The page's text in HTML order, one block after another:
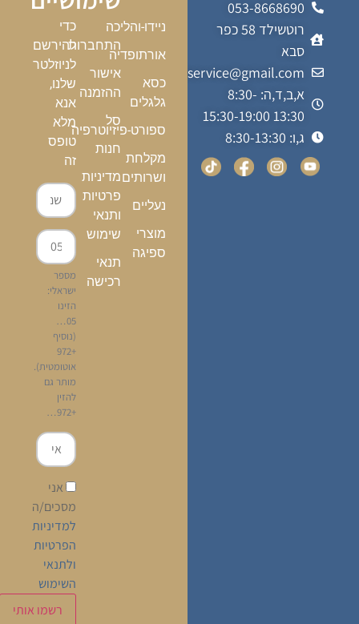
053-8668690
רוטשילד 58 כפר
סבא
kalfonmedicalservice@gmail.com
א,ב,ד,ה: 8:30-
13:30 15:30-19:00
ג,ו: 8:30-13:30
ניידו-והליכה
אורתופדיה
כסא
גלגלים
ספורט-פיזיוטרפיה
מקלחת
ושרותים
נעליים
מוצרי
ספיגה
התחברות
אישור
ההזמנה
סל
חנות
מדיניות
פרטיות
ותנאי
שימוש
תנאי
רכישה
כדי
להירשם
לניוזלטר
שלנו,
אנא
מלא
טופס
זה
מספר
ישראלי:
הזינו
05…
(נוסיף
+972
אוטומטית).
מותר גם
להזין
+972…
אני
מסכים/ה
למדיניות
הפרטיות
ולתנאי
השימוש